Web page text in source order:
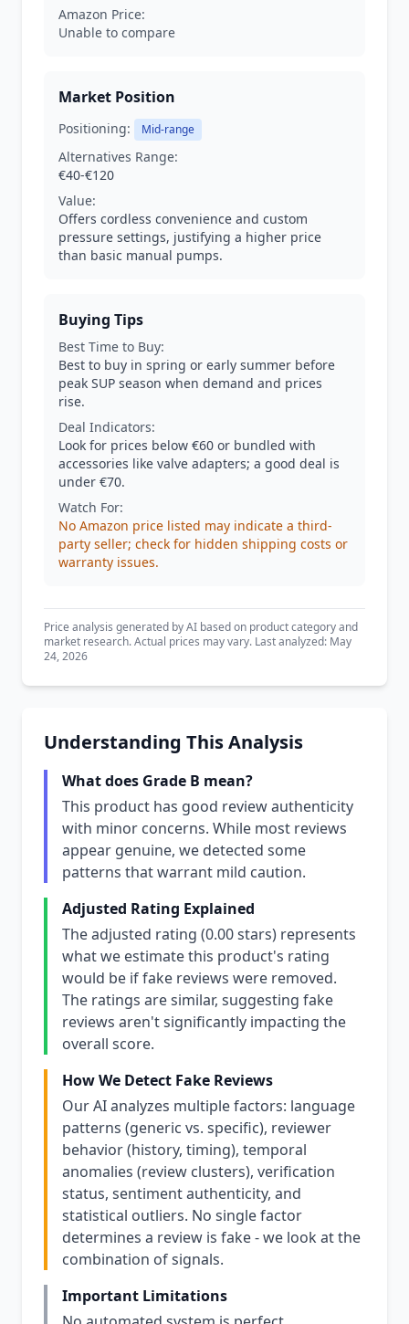
Amazon Price:
Unable to compare
Market Position
Positioning: Mid-range
Alternatives Range:
€40-€120
Value:
Offers cordless convenience and custom
pressure settings, justifying a higher price
than basic manual pumps.
Buying Tips
Best Time to Buy:
Best to buy in spring or early summer before
peak SUP season when demand and prices
rise.
Deal Indicators:
Look for prices below €60 or bundled with
accessories like valve adapters; a good deal is
under €70.
Watch For:
No Amazon price listed may indicate a third-
party seller; check for hidden shipping costs or
warranty issues.
Price analysis generated by AI based on product category and
market research. Actual prices may vary. Last analyzed: May
24, 2026
Understanding This Analysis
What does Grade B mean?
This product has good review authenticity
with minor concerns. While most reviews
appear genuine, we detected some
patterns that warrant mild caution.
Adjusted Rating Explained
The adjusted rating (0.00 stars) represents
what we estimate this product's rating
would be if fake reviews were removed.
The ratings are similar, suggesting fake
reviews aren't significantly impacting the
overall score.
How We Detect Fake Reviews
Our AI analyzes multiple factors: language
patterns (generic vs. specific), reviewer
behavior (history, timing), temporal
anomalies (review clusters), verification
status, sentiment authenticity, and
statistical outliers. No single factor
determines a review is fake - we look at the
combination of signals.
Important Limitations